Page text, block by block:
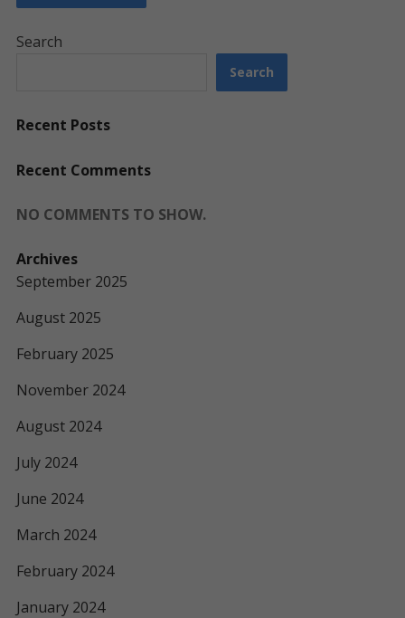
Search
Search
Recent Posts
Recent Comments
NO COMMENTS TO SHOW.
Archives
September 2025
August 2025
February 2025
November 2024
August 2024
July 2024
June 2024
March 2024
February 2024
January 2024